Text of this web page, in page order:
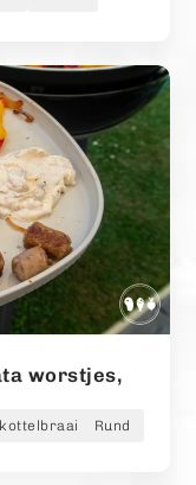
worstjes,
Rund